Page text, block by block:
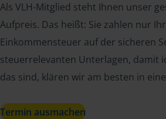
Als VLH-Mitglied steht Ihnen unser
Aufpreis. Das heißt: Sie zahlen nur
Einkommensteuer auf der sicheren
steuerrelevanten Unterlagen, damit
das sind, klären wir am besten in
Termin ausmachen